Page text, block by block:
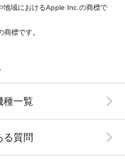
地域におけるApple Inc.の商標で
標です。
種一覧
る質問